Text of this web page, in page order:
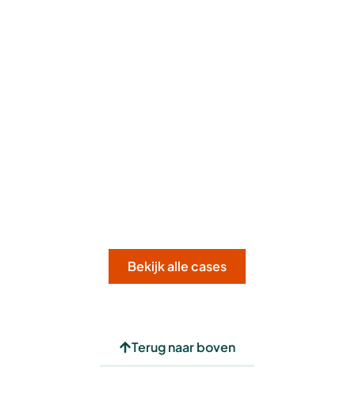
Bekijk alle cases
Terug naar boven